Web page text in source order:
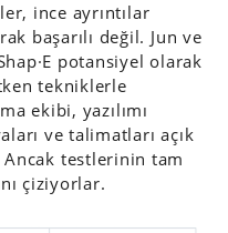
ince ayrıntılar
başarılı değil. Jun ve
potansiyel olarak
tekniklerle
ekibi, yazılımı
ve talimatları açık
Ancak testlerinin tam
çiziyorlar.